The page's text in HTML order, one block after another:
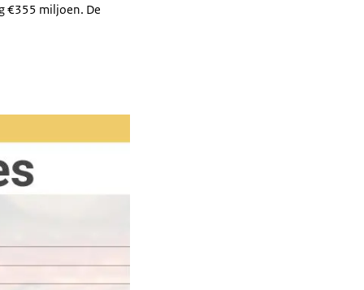
€355 miljoen. De